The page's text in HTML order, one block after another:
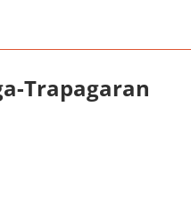
Trapagaran